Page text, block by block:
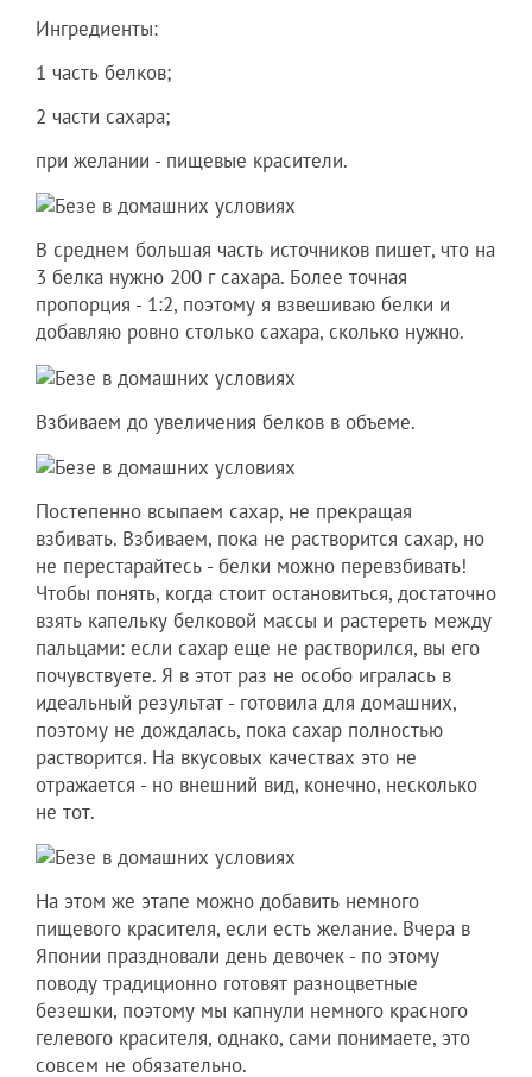
Ингредиенты:
1 часть белков;
2 части сахара;
при желании - пищевые красители.
В среднем большая часть источников пишет, что на
3 белка нужно 200 г сахара. Более точная
пропорция - 1:2, поэтому я взвешиваю белки и
добавляю ровно столько сахара, сколько нужно.
Взбиваем до увеличения белков в объеме.
Постепенно всыпаем сахар, не прекращая
взбивать. Взбиваем, пока не растворится сахар, но
не перестарайтесь - белки можно перевзбивать!
Чтобы понять, когда стоит остановиться, достаточно
взять капельку белковой массы и растереть между
пальцами: если сахар еще не растворился, вы его
почувствуете. Я в этот раз не особо игралась в
идеальный результат - готовила для домашних,
поэтому не дождалась, пока сахар полностью
растворится. На вкусовых качествах это не
отражается - но внешний вид, конечно, несколько
не тот.
На этом же этапе можно добавить немного
пищевого красителя, если есть желание. Вчера в
Японии праздновали день девочек - по этому
поводу традиционно готовят разноцветные
безешки, поэтому мы капнули немного красного
гелевого красителя, однако, сами понимаете, это
совсем не обязательно.